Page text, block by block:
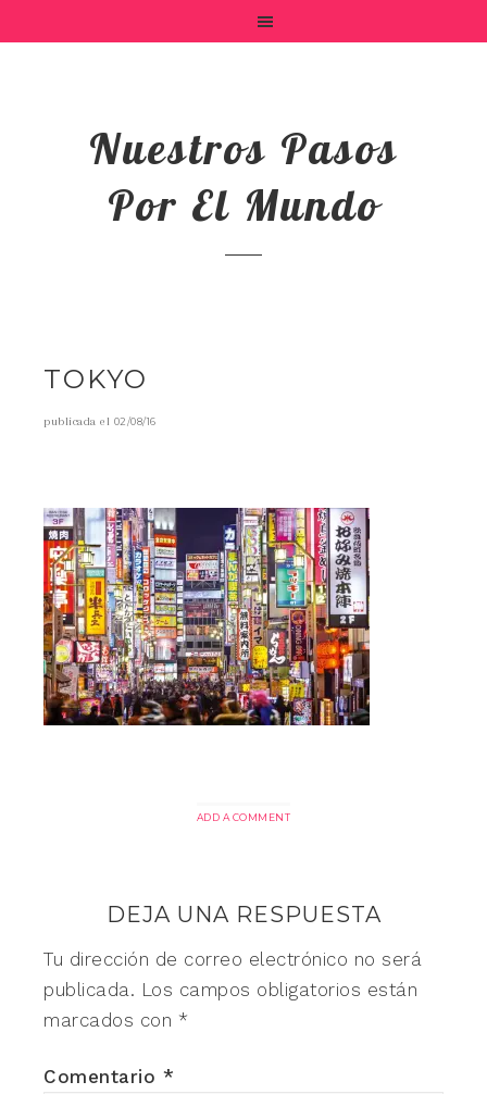
Nuestros Pasos
Por El Mundo
TOKYO
publicada el 02/08/16
ADD A COMMENT
DEJA UNA RESPUESTA
Tu dirección de correo electrónico no será
publicada. Los campos obligatorios están
marcados con *
Comentario *